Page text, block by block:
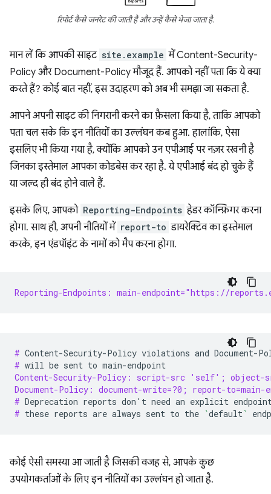
रिपोर्ट कैसे जनरेट की जाती हैं और उन्हें कैसे भेजा जाता है.
मान लें कि आपकी साइट site.example में Content-Security-
Policy और Document-Policy मौजूद हैं. आपको नहीं पता कि ये क्या
करते हैं? कोई बात नहीं, इस उदाहरण को अब भी समझा जा सकता है.
आपने अपनी साइट की निगरानी करने का फ़ैसला किया है, ताकि आपको
पता चल सके कि इन नीतियों का उल्लंघन कब हुआ. हालांकि, ऐसा
इसलिए भी किया गया है, क्योंकि आपको उन एपीआई पर नज़र रखनी है
जिनका इस्तेमाल आपका कोडबेस कर रहा है. ये एपीआई बंद हो चुके हैं
या जल्द ही बंद होने वाले हैं.
इसके लिए, आपको Reporting-Endpoints हेडर कॉन्फ़िगर करना
होगा. साथ ही, अपनी नीतियों में report-to डायरेक्टिव का इस्तेमाल
करके, इन एंडपॉइंट के नामों को मैप करना होगा.
Reporting-Endpoints: main-endpoint="https://
# Content-Security-Policy violations and Document-
# will be sent to
Content-Security-Policy: script-src 'self'; object-
Document-Policy: document-write=?0; report-to=main-
# Deprecation reports don ' t need an explicit
# these reports are always sent to the `default `
कोई ऐसी समस्या आ जाती है जिसकी वजह से, आपके कुछ
उपयोगकर्ताओं के लिए इन नीतियों का उल्लंघन हो जाता है.